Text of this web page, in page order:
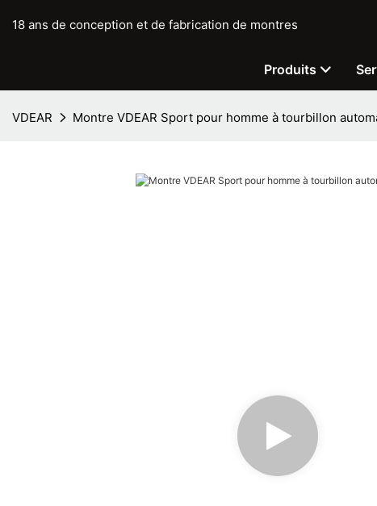
18 ans de conception et de fabrication de montres
Produits
VDEAR Montre VDEAR Sport pour homme à tourbillon